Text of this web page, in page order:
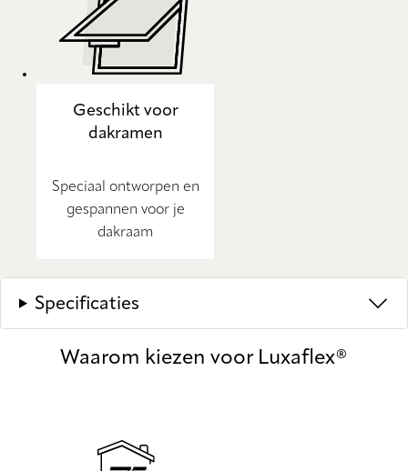
Geschikt voor
dakramen
Speciaal ontworpen en
gespannen voor je
dakraam
Specificaties
Waarom kiezen voor Luxaflex®